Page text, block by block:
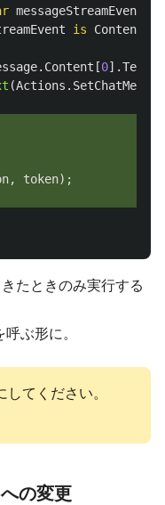
messageStreamEvent
is
. Content [0].Text
(Actions .
, token);
たときのみ実行する
ぶ形に。
てください。
の変更